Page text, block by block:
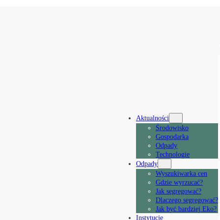
Aktualności
Środowisko
Gospodarka
Odpady
Technologie
Odpady
Wyszukiwarka cen
Gdzie wyrzucać?
Jak segregować?
Dlaczego segregować?
Jak być bardziej Eko?
Instytucje